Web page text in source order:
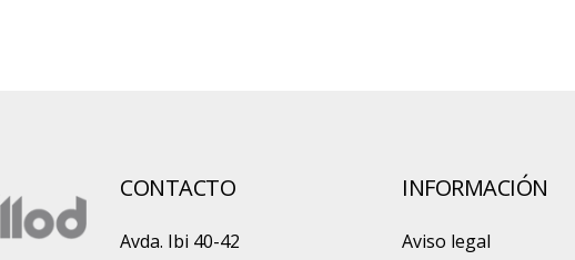
CONTACTO
Avda. Ibi 40-42
INFORMACIÓN
Aviso legal